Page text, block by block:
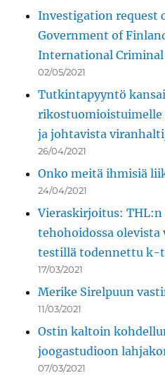
Investigation request
Government of
International Criminal
02/05/2021
Tutkintapyyntö
rikostuomioistuimelle
ja johtavista
26/04/2021
Onko meitä ihmisiä
24/04/2021
Vieraskirjoitus:
tehohoidossa olevista
testillä todennettu k-
17/03/2021
Merike Sirelpuun
11/03/2021
Ostin kaltoin
joogastudioon
07/03/2021